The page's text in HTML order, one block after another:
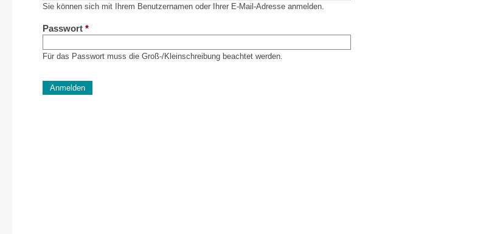
Sie können sich mit Ihrem Benutzernamen oder Ihrer E-Mail-Adresse anmelden.
Passwort *
Für das Passwort muss die Groß-/Kleinschreibung beachtet werden.
Diese Sicherheitsfrage überprüft, ob Sie ein menschlicher Besucher sind und